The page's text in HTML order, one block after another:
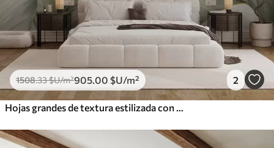
1508.33$U/m²905 .00 $U/m² 2